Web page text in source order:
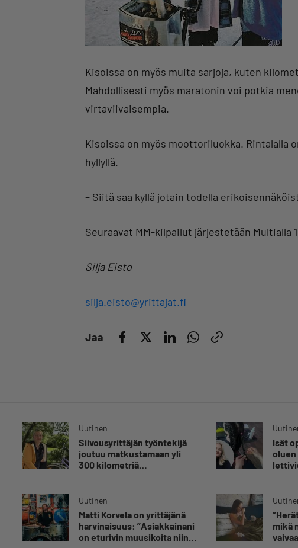
Kisoissa on myös muita sarjoja, kuten
Mahdollisesti myös maratonin voi potkia
virtaviivaisempia.
Kisoissa on myös moottoriluokka. Rintalalla
hyllyllä.
– Siitä saa kyllä jotain todella
Seuraavat MM-kilpailut järjestetään Multialla
Silja Eisto
silja.eisto@yrittajat.fi
Jaa
Uutinen
Siivousyrittäjän työntekijä
joutuu matkustamaan yli
300 kilometriä
Isät
oluen
Uutinen
Matti Korvela on yrittäjänä
harvinaisuus: ”Asiakkainani
on eturivin muusikoita niin
mikä